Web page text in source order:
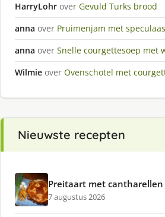
HarryLohr over Gevuld Turks brood
anna over Pruimenjam met
anna over Snelle courgettesoep met
Wilmie over Ovenschotel met
Nieuwste recepten
Preitaart met cantharellen
7 augustus 2026